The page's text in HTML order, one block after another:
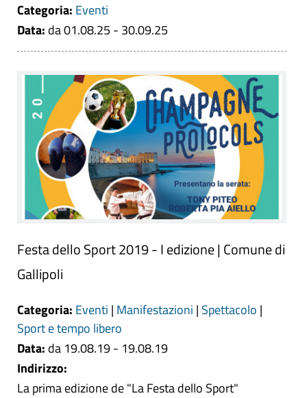
Categoria: Eventi
Data: da 01.08.25 - 30.09.25
Festa dello Sport 2019 - I edizione | Comune di
Gallipoli
Categoria: Eventi | Manifestazioni | Spettacolo |
Sport e tempo libero
Data: da 19.08.19 - 19.08.19
Indirizzo:
La prima edizione de "La Festa dello Sport"